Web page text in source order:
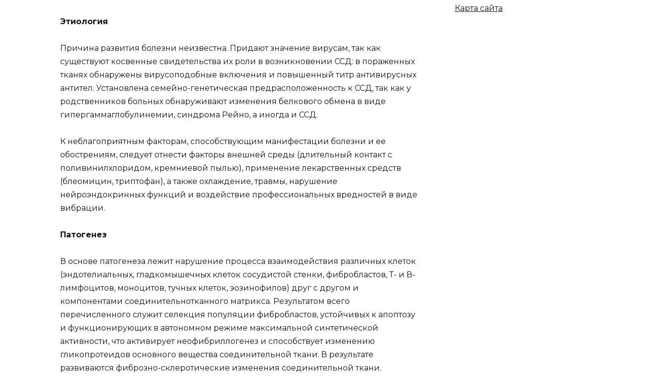
Этиология
Причина развития болезни неизвестна. Придают значение вирусам, так как
существуют косвенные свидетельства их роли в возникновении ССД: в пораженных
тканях обнаружены вирусоподобные включения и повышенный титр антивирусных
антител. Установлена семейно-генетическая предрасположенность к ССД, так как у
родственников больных обнаруживают изменения белкового обмена в виде
гипергаммаглобулинемии, синдрома Рейно, а иногда и ССД.
К неблагоприятным факторам, способствующим манифестации болезни и ее
обострениям, следует отнести факторы внешней среды (длительный контакт с
поливинилхлоридом, кремниевой пылью), применение лекарственных средств
(блеомицин, триптофан), а также охлаждение, травмы, нарушение
нейроэндокринных функций и воздействие профессиональных вредностей в виде
вибрации.
Патогенез
В основе патогенеза лежит нарушение процесса взаимодействия различных клеток
(эндотелиальных, гладкомышечных клеток сосудистой стенки, фибробластов, Т- и В-
лимфоцитов, моноцитов, тучных клеток, эозинофилов) друг с другом и
компонентами соединительнотканного матрикса. Результатом всего
перечисленного служит селекция популяции фибробластов, устойчивых к апоптозу
и функционирующих в автономном режиме максимальной синтетической
активности, что активирует неофибриллогенез и способствует изменению
гликопротеидов основного вещества соединительной ткани. В результате
развиваются фиброзно-склеротические изменения соединительной ткани.
Карта сайта